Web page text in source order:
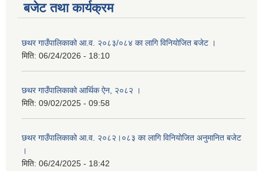
बजेट तथा कार्यक्रम
छथर गाउँपालिकाको आ.व. २०८३/०८४ का लागि विनियोजित बजेट ।
मिति: 06/24/2026 - 18:10
छथर गाउँपालिकाको आर्थिक ऐन, २०८२ ।
मिति: 09/02/2025 - 09:58
छथर गाउँपालिकाको आ.व. २०८२।०८३ का लागि विनियोजित अनुमानित बजेट
।
मिति: 06/24/2025 - 18:42